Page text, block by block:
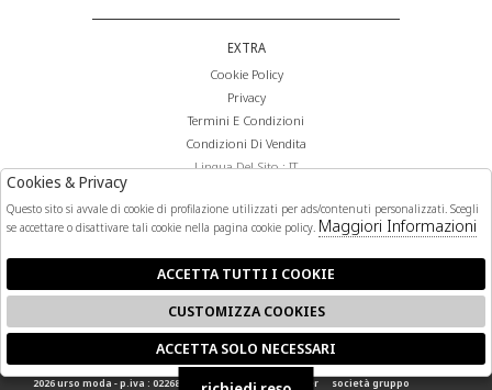
EXTRA
Cookie Policy
Privacy
Termini E Condizioni
Condizioni Di Vendita
Lingua Del Sito : IT
FOLLOW US
2026 urso moda - p.iva : 02268140841 powered by atelier società gruppo
🍪
Cookies & Privacy
Questo sito si avvale di cookie di profilazione utilizzati per ads/contenuti personalizzati. Scegli
se accettare o disattivare tali cookie nella pagina cookie policy. Maggiori Informazioni
ACCETTA TUTTI I COOKIE
CUSTOMIZZA COOKIES
ACCETTA SOLO NECESSARI